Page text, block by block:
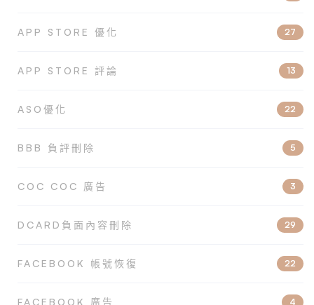
APP STORE 優化 27
APP STORE 評論 13
ASO優化 22
BBB 負評刪除 5
COC COC 廣告 3
DCARD負面內容刪除 29
FACEBOOK 帳號恢復 22
FACEBOOK 廣告 4